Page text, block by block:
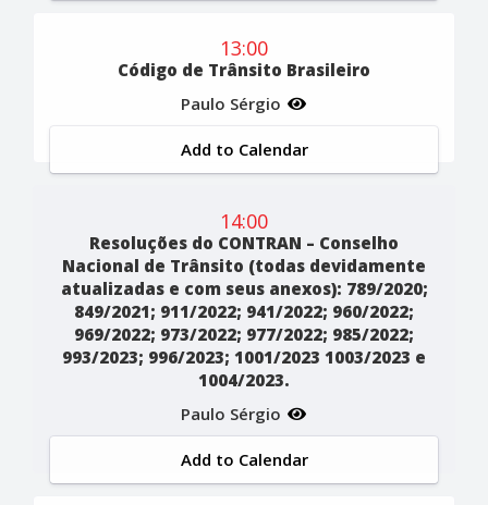
13:00
Código de Trânsito Brasileiro
Paulo Sérgio
Add to Calendar
14:00
Resoluções do CONTRAN – Conselho
Nacional de Trânsito (todas devidamente
atualizadas e com seus anexos): 789/2020;
849/2021; 911/2022; 941/2022; 960/2022;
969/2022; 973/2022; 977/2022; 985/2022;
993/2023; 996/2023; 1001/2023 1003/2023 e
1004/2023.
Paulo Sérgio
Add to Calendar